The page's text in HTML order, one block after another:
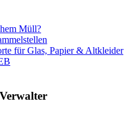
Müll?
für Glas, Papier & Altkleider